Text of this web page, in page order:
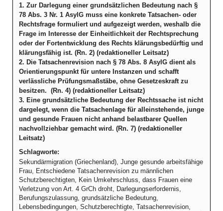
1. Zur Darlegung einer grundsätzlichen Bedeutung nach §
78 Abs. 3 Nr. 1 AsylG muss eine konkrete Tatsachen- oder
Rechtsfrage formuliert und aufgezeigt werden, weshalb die
Frage im Interesse der Einheitlichkeit der Rechtsprechung
oder der Fortentwicklung des Rechts klärungsbedürftig und
klärungsfähig ist. (Rn. 2) (redaktioneller Leitsatz)
2. Die Tatsachenrevision nach § 78 Abs. 8 AsylG dient als
Orientierungspunkt für untere Instanzen und schafft
verlässliche Prüfungsmaßstäbe, ohne Gesetzeskraft zu
besitzen. (Rn. 4) (redaktioneller Leitsatz)
3. Eine grundsätzliche Bedeutung der Rechtssache ist nicht
dargelegt, wenn die Tatsachenlage für alleinstehende, junge
und gesunde Frauen nicht anhand belastbarer Quellen
nachvollziehbar gemacht wird. (Rn. 7) (redaktioneller
Leitsatz)
Schlagworte:
Sekundärmigration (Griechenland), Junge gesunde arbeitsfähige
Frau, Entschiedene Tatsachenrevision zu männlichen
Schutzberechtigten, Kein Umkehrschluss, dass Frauen eine
Verletzung von Art. 4 GrCh droht, Darlegungserfordernis,
Berufungszulassung, grundsätzliche Bedeutung,
Lebensbedingungen, Schutzberechtigte, Tatsachenrevision,